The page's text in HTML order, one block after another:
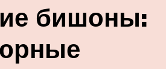
бишоны: